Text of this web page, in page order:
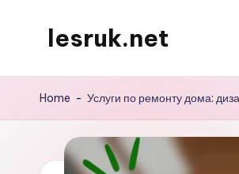
lesruk.net
Home - Услуги по ремонту дома: